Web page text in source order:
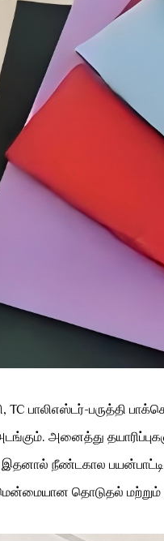
TC பாலிஎஸ்டர்-பருத்தி
அனைத்து
நீண்டகால பயன்பாட்டின்
மென்மையான தொடுதல்